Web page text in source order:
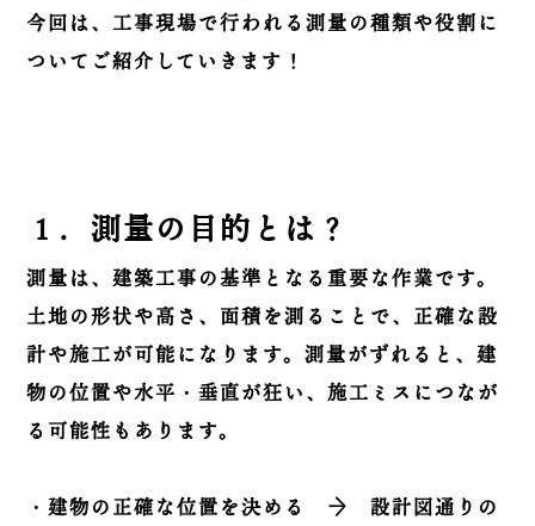
今回は、工事現場で行われる測量の種類や役割に
ついてご紹介していきます！
１．測量の目的とは？
測量は、建築工事の基準となる重要な作業です。
土地の形状や高さ、面積を測ることで、正確な設
計や施工が可能になります。測量がずれると、建
物の位置や水平・垂直が狂い、施工ミスにつなが
る可能性もあります。
・建物の正確な位置を決める → 設計図通りの